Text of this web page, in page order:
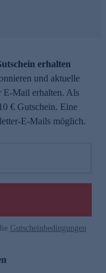
erhalten
und aktuelle
E-Mail erhalten. Als
€ Gutschein. Eine
E-Mails möglich.
Gutscheinbedingungen